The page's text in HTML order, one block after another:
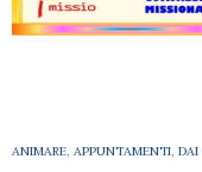
ANIMARE, APPUNTAMENTI, DAI